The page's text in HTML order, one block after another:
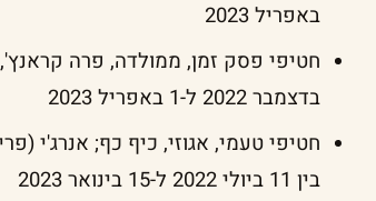
באפריל 2023
בדצמבר 2022 ל-1 באפריל 2023
חטיפי טעמי, אגוזי, כיף כף; אנרג'י
בין 11 ביולי 2022 ל-15 בינואר 2023